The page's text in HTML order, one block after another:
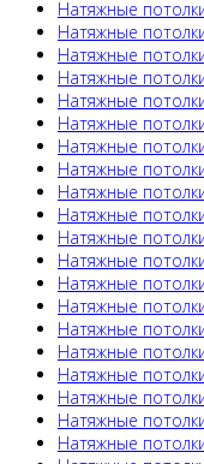
Натяжные
Натяжные
Натяжные
Натяжные
Натяжные
Натяжные
Натяжные
Натяжные
Натяжные
Натяжные
Натяжные
Натяжные
Натяжные
Натяжные
Натяжные
Натяжные
Натяжные
Натяжные
Натяжные
Натяжные